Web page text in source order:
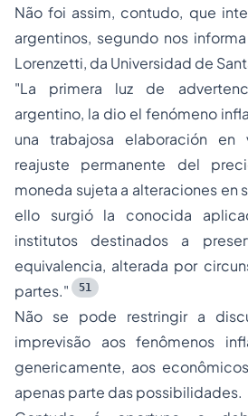
Não foi assim, contudo, que
argentinos, segundo nos
Lorenzetti, da Universidad de
"La primera luz de
argentino, la dio el fenómeno
una trabajosa elaboración
reajuste permanente del
moneda sujeta a alteraciones en
ello surgió la conocida
institutos destinados a
equivalencia, alterada por
partes."
51
Não se pode restringir a
imprevisão aos fenômenos
genericamente, aos
apenas parte das possibilidades.